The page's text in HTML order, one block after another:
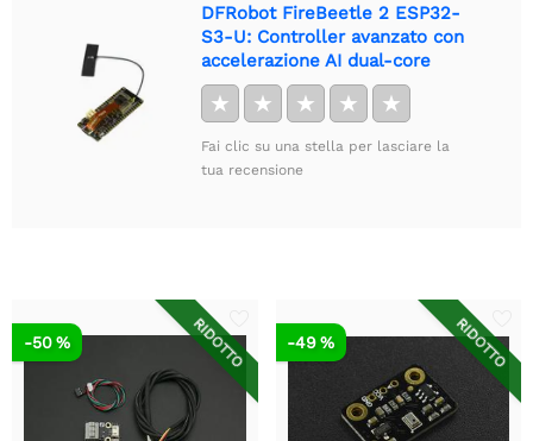
DFRobot FireBeetle 2 ESP32-
S3-U: Controller avanzato con
accelerazione AI dual-core
★ ★ ★ ★ ★
Fai clic su una stella per lasciare la
tua recensione
RIDOTTO
-50 % RIDOTTO
-49 %